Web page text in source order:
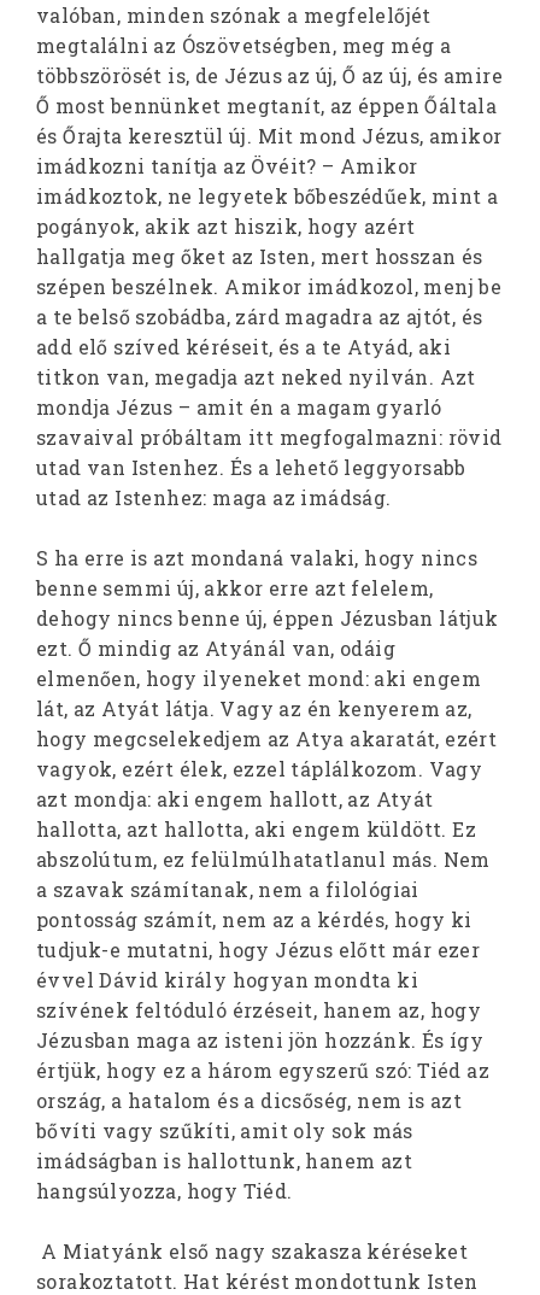
valóban, minden szónak a megfelelőjét
megtalálni az Ószövetségben, meg még a
többszörösét is, de Jézus az új, Ő az új, és amire
Ő most bennünket megtanít, az éppen Őáltala
és Őrajta keresztül új. Mit mond Jézus, amikor
imádkozni tanítja az Övéit? – Amikor
imádkoztok, ne legyetek bőbeszédűek, mint a
pogányok, akik azt hiszik, hogy azért
hallgatja meg őket az Isten, mert hosszan és
szépen beszélnek. Amikor imádkozol, menj be
a te belső szobádba, zárd magadra az ajtót, és
add elő szíved kéréseit, és a te Atyád, aki
titkon van, megadja azt neked nyilván. Azt
mondja Jézus – amit én a magam gyarló
szavaival próbáltam itt megfogalmazni: rövid
utad van Istenhez. És a lehető leggyorsabb
utad az Istenhez: maga az imádság.
S ha erre is azt mondaná valaki, hogy nincs
benne semmi új, akkor erre azt felelem,
dehogy nincs benne új, éppen Jézusban látjuk
ezt. Ő mindig az Atyánál van, odáig
elmenően, hogy ilyeneket mond: aki engem
lát, az Atyát látja. Vagy az én kenyerem az,
hogy megcselekedjem az Atya akaratát, ezért
vagyok, ezért élek, ezzel táplálkozom. Vagy
azt mondja: aki engem hallott, az Atyát
hallotta, azt hallotta, aki engem küldött. Ez
abszolútum, ez felülmúlhatatlanul más. Nem
a szavak számítanak, nem a filológiai
pontosság számít, nem az a kérdés, hogy ki
tudjuk-e mutatni, hogy Jézus előtt már ezer
évvel Dávid király hogyan mondta ki
szívének feltóduló érzéseit, hanem az, hogy
Jézusban maga az isteni jön hozzánk. És így
értjük, hogy ez a három egyszerű szó: Tiéd az
ország, a hatalom és a dicsőség, nem is azt
bővíti vagy szűkíti, amit oly sok más
imádságban is hallottunk, hanem azt
hangsúlyozza, hogy Tiéd.
A Miatyánk első nagy szakasza kéréseket
sorakoztatott. Hat kérést mondottunk Isten